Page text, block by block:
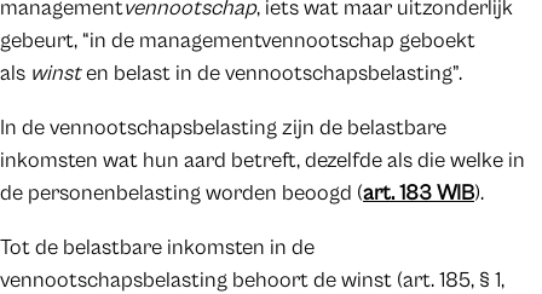
managementvennootschap, iets wat maar uitzonderlijk
gebeurt, “in de managementvennootschap geboekt
als winsten belast in de vennootschapsbelasting”.
In de vennootschapsbelasting zijn de belastbare
inkomsten wat hun aard betreft, dezelfde als die welke in
de personenbelasting worden beoogd (art. 183 WIB).
Tot de belastbare inkomsten in de
vennootschapsbelasting behoort de winst (art. 185, § 1,